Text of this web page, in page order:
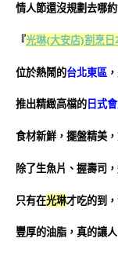
情人節還沒規劃去哪
『光琳(大安店)割烹日
位於熱鬧的台北東區
推出精緻高檔的日式
食材新鮮，擺盤精美
除了生魚片、握壽司
只有在光琳才吃的到
豐厚的油脂，真的讓